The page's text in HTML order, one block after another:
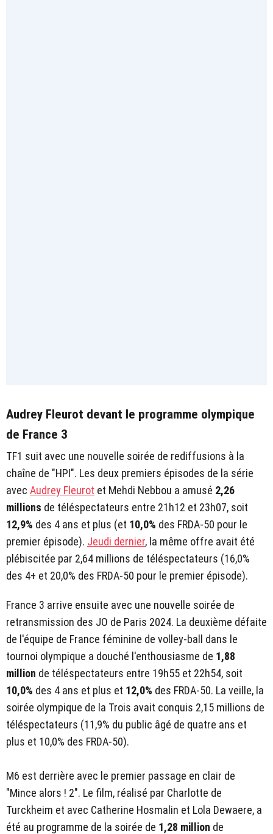
Audrey Fleurot devant le programme olympique
de France 3
TF1 suit avec une nouvelle soirée de rediffusions à la
chaîne de "HPI". Les deux premiers épisodes de la série
avec Audrey Fleurot et Mehdi Nebbou a amusé 2,26
millions de téléspectateurs entre 21h12 et 23h07, soit
12,9% des 4 ans et plus (et 10,0% des FRDA-50 pour le
premier épisode). Jeudi dernier, la même offre avait été
plébiscitée par 2,64 millions de téléspectateurs (16,0%
des 4+ et 20,0% des FRDA-50 pour le premier épisode).
France 3 arrive ensuite avec une nouvelle soirée de
retransmission des JO de Paris 2024. La deuxième défaite
de l'équipe de France féminine de volley-ball dans le
tournoi olympique a douché l'enthousiasme de 1,88
million de téléspectateurs entre 19h55 et 22h54, soit
10,0% des 4 ans et plus et 12,0% des FRDA-50. La veille, la
soirée olympique de la Trois avait conquis 2,15 millions de
téléspectateurs (11,9% du public âgé de quatre ans et
plus et 10,0% des FRDA-50).
M6 est derrière avec le premier passage en clair de
"Mince alors ! 2". Le film, réalisé par Charlotte de
Turckheim et avec Catherine Hosmalin et Lola Dewaere, a
été au programme de la soirée de 1,28 million de